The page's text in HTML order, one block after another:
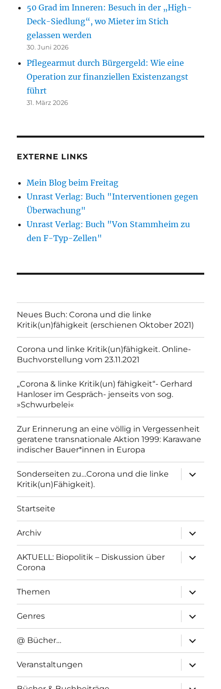
50 Grad im Inneren: Besuch in der „High-
Deck-Siedlung“, wo Mieter im Stich
gelassen werden
30. Juni 2026
Pflegearmut durch Bürgergeld: Wie eine
Operation zur finanziellen Existenzangst
führt
31. März 2026
EXTERNE LINKS
Mein Blog beim Freitag
Unrast Verlag: Buch "Interventionen gegen
Überwachung"
Unrast Verlag: Buch "Von Stammheim zu
den F-Typ-Zellen"
Neues Buch: Corona und die linke
Kritik(un)fähigkeit (erschienen Oktober 2021)
Corona und linke Kritik(un)fähigkeit. Online-
Buchvorstellung vom 23.11.2021
„Corona & linke Kritik(un) fähigkeit“- Gerhard
Hanloser im Gespräch- jenseits von sog.
»Schwurbelei«
Zur Erinnerung an eine völlig in Vergessenheit
geratene transnationale Aktion 1999: Karawane
indischer Bauer*innen in Europa
Sonderseiten zu…Corona und die linke
Kritik(un)Fähigkeit).
anzeigen
Startseite
Archiv
anzeigen
AKTUELL: Biopolitik – Diskussion über
Corona
anzeigen
Themen
anzeigen
Genres
anzeigen
@ Bücher…
anzeigen
Veranstaltungen
anzeigen